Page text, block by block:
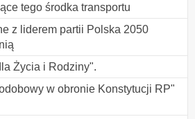
tego środka transportu
z liderem partii Polska 2050
Życia i Rodziny".
w obronie Konstytucji RP"